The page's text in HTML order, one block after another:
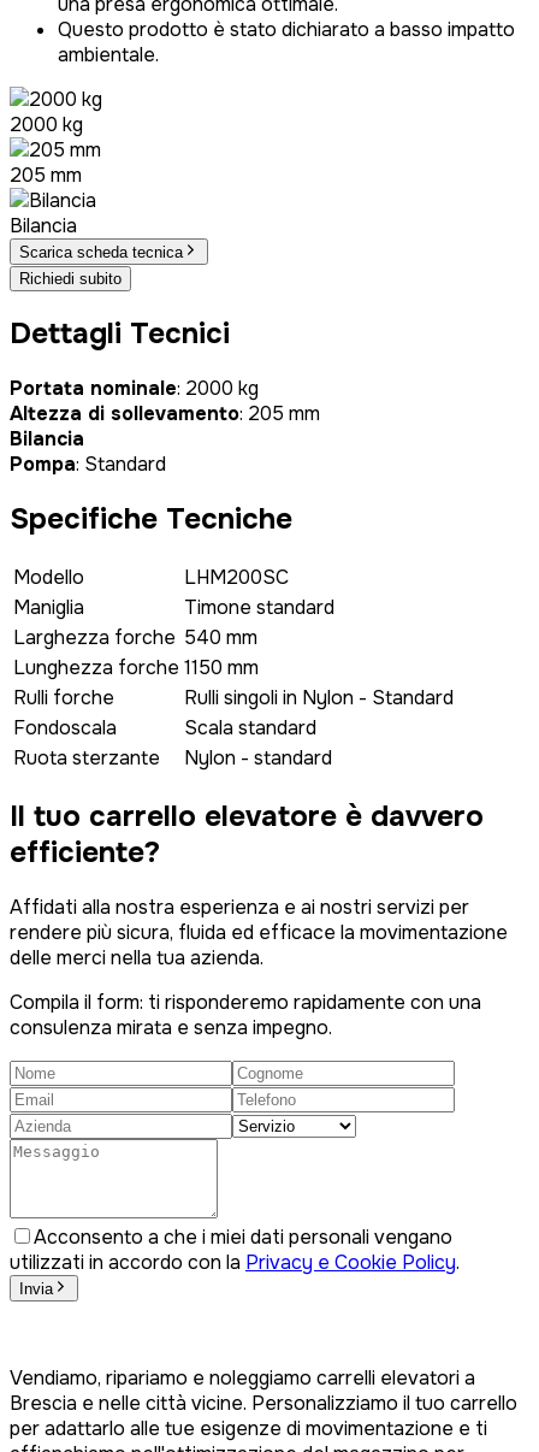
Questo prodotto è stato dichiarato a basso impatto
ambientale.
2000 kg
205 mm
Bilancia
Scarica scheda tecnica
Richiedi subito
Dettagli Tecnici
Portata nominale: 2000 kg
Altezza di sollevamento: 205 mm
Bilancia
Pompa: Standard
Specifiche Tecniche
Modello
LHM200SC
Maniglia
Timone standard
Larghezza forche 540 mm
Lunghezza forche 1150 mm
Rulli forche
Rulli singoli in Nylon - Standard
Fondoscala
Scala standard
Ruota sterzante
Nylon - standard
Il tuo carrello elevatore è davvero
efficiente?
Affidati alla nostra esperienza e ai nostri servizi per
rendere più sicura, fluida ed efficace la movimentazione
delle merci nella tua azienda.
Compila il form: ti risponderemo rapidamente con una
consulenza mirata e senza impegno.
Acconsento a che i miei dati personali vengano
utilizzati in accordo con la Privacy e Cookie Policy.
Invia
Vendiamo, ripariamo e noleggiamo carrelli elevatori a
Brescia e nelle città vicine. Personalizziamo il tuo carrello
per adattarlo alle tue esigenze di movimentazione e ti